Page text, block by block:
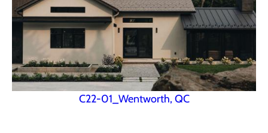
C22-01_Wentworth, QC